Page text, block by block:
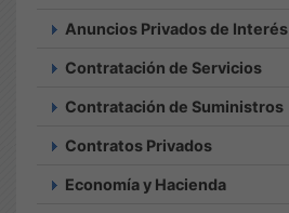
Anuncios Privados de Interés
Contratación de Servicios
Contratación de Suministros
Contratos Privados
Economía y Hacienda